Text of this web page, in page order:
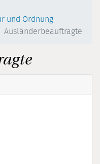
und Ordnung
Ausländerbeauftragte